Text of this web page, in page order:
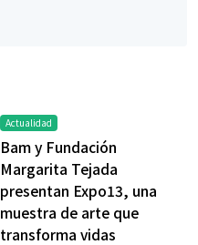
Actualidad
Bam y Fundación
Margarita Tejada
presentan Expo13, una
muestra de arte que
transforma vidas